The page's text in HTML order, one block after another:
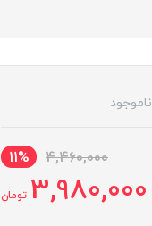
ناموجود
4,460,000
11%
3,980,000 تومان